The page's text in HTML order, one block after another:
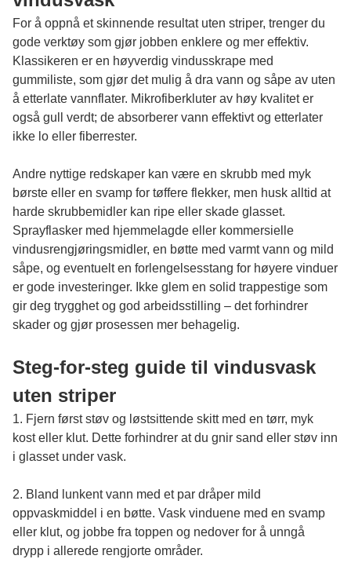
For å oppnå et skinnende resultat uten striper, trenger du
gode verktøy som gjør jobben enklere og mer effektiv.
Klassikeren er en høyverdig vindusskrape med
gummiliste, som gjør det mulig å dra vann og såpe av uten
å etterlate vannflater. Mikrofiberkluter av høy kvalitet er
også gull verdt; de absorberer vann effektivt og etterlater
ikke lo eller fiberrester.
Andre nyttige redskaper kan være en skrubb med myk
børste eller en svamp for tøffere flekker, men husk alltid at
harde skrubbemidler kan ripe eller skade glasset.
Sprayflasker med hjemmelagde eller kommersielle
vindusrengjøringsmidler, en bøtte med varmt vann og mild
såpe, og eventuelt en forlengelsesstang for høyere vinduer
er gode investeringer. Ikke glem en solid trappestige som
gir deg trygghet og god arbeidsstilling – det forhindrer
skader og gjør prosessen mer behagelig.
Steg-for-steg guide til vindusvask
uten striper
1. Fjern først støv og løstsittende skitt med en tørr, myk
kost eller klut. Dette forhindrer at du gnir sand eller støv inn
i glasset under vask.
2. Bland lunkent vann med et par dråper mild
oppvaskmiddel i en bøtte. Vask vinduene med en svamp
eller klut, og jobbe fra toppen og nedover for å unngå
drypp i allerede rengjorte områder.